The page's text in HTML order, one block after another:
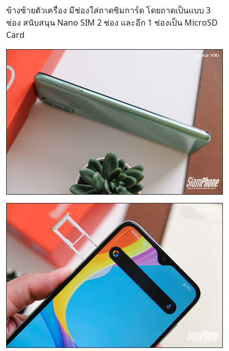
ข้างซ้ายตัวเครื่อง มีช่องใส่ถาดซิมการ์ด โดยถาดเป็นแบบ 3
ช่อง สนับสนุน Nano SIM 2 ช่อง และอีก 1 ช่องเป็น MicroSD
Card